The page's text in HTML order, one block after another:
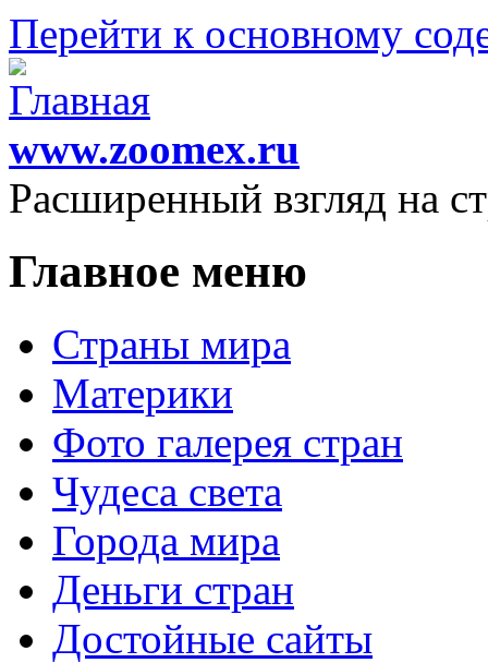
Перейти к основному
www.zoomex.ru
Расширенный взгляд на
Главное меню
Страны мира
Материки
Фото галерея стран
Чудеса света
Города мира
Деньги стран
Достойные сайты